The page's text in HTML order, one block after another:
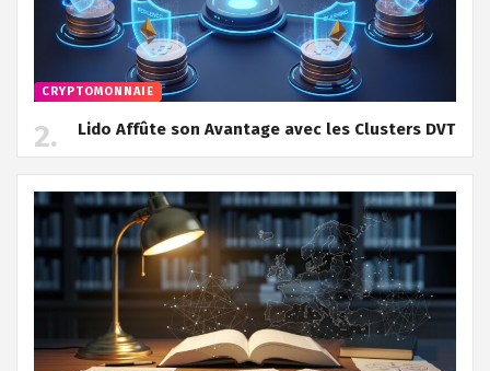
CRYPTOMONNAIE
Lido Affûte son Avantage avec les Clusters DVT